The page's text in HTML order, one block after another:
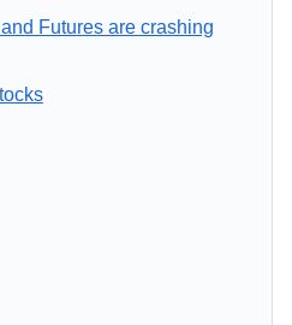
Futures are crashing